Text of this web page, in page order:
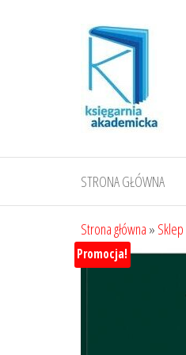
STRONA GŁÓWNA
Strona główna » Sklep
Promocja!